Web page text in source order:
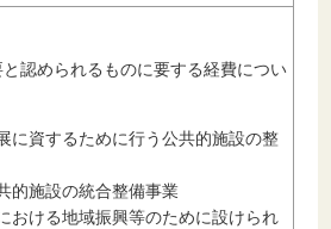
認められるものに要する経費につい
に資するために行う公共的施設の整
的施設の統合整備事業
おける地域振興等のために設けられ